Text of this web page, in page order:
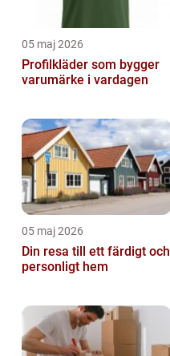
05 maj 2026
Profilkläder som bygger
varumärke i vardagen
05 maj 2026
Din resa till ett färdigt och
personligt hem